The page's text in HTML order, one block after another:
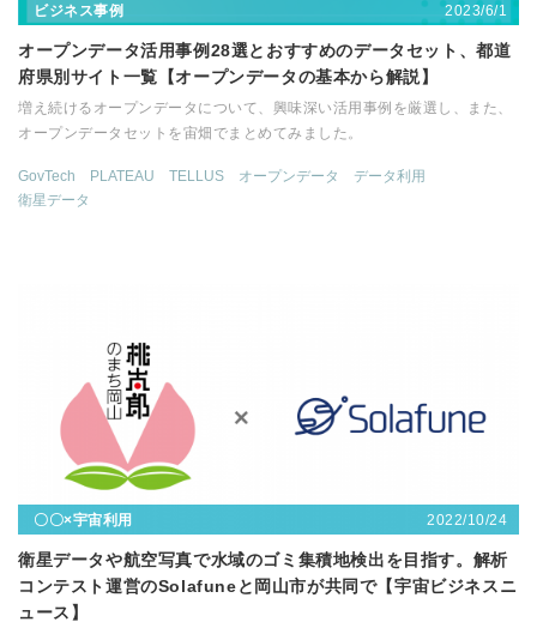
ビジネス事例 2023/6/1
オープンデータ活用事例28選とおすすめのデータセット、都道
府県別サイト一覧【オープンデータの基本から解説】
増え続けるオープンデータについて、興味深い活用事例を厳選し、また、
オープンデータセットを宙畑でまとめてみました。
GovTech PLATEAU TELLUS オープンデータ
データ利用
衛星データ
〇〇×宇宙利用 2022/10/24
衛星データや航空写真で水域のゴミ集積地検出を目指す。解析
コンテスト運営のSolafuneと岡山市が共同で【宇宙ビジネスニ
ュース】